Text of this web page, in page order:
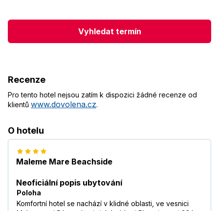
Vyhledat termín
Recenze
Pro tento hotel nejsou zatím k dispozici žádné recenze od
klientů www.dovolena.cz.
O hotelu
Maleme Mare Beachside
Neoficiální popis ubytování
Poloha
Komfortní hotel se nachází v klidné oblasti, ve vesnici